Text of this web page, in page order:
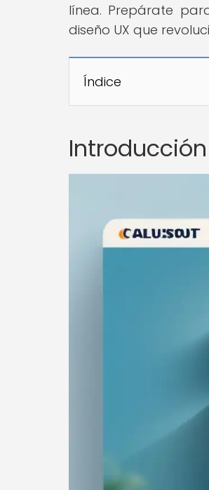
línea. Prepárate
diseño UX que
Índice
Introducción